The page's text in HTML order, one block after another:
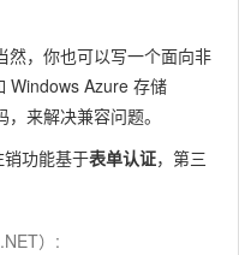
然，你也可以写一个面向非
Windows Azure 存储
来解决兼容问题。
功能基于表单认证，第三
）: